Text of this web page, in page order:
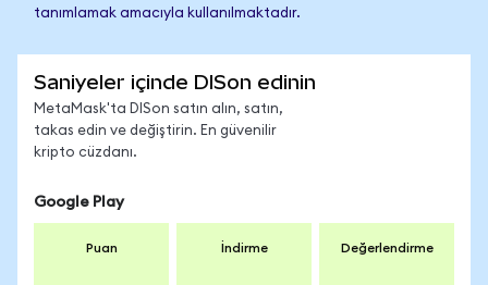
tanımlamak amacıyla kullanılmaktadır.
Saniyeler içinde DISon edinin
MetaMask'ta DISon satın alın, satın,
takas edin ve değiştirin. En güvenilir
kripto cüzdanı.
Google Play
Puan İndirme Değerlendirme